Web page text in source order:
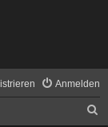
Anmelden